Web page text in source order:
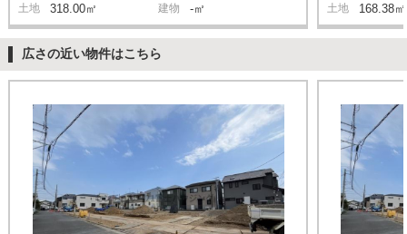
土地 318.00㎡ 建物 -㎡ 土地 168.38㎡
広さの近い物件はこちら